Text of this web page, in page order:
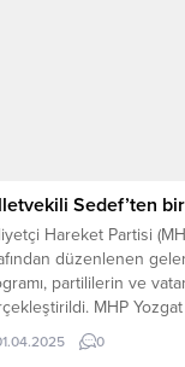
Sedef’ten
Hareket Partisi
düzenlenen
partililerin ve
MHP
MHP Yozgat
yanı sıra MHP il
0